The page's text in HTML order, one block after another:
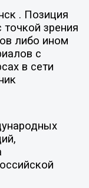
. Позиция
зрения
либо ином
с
в сети